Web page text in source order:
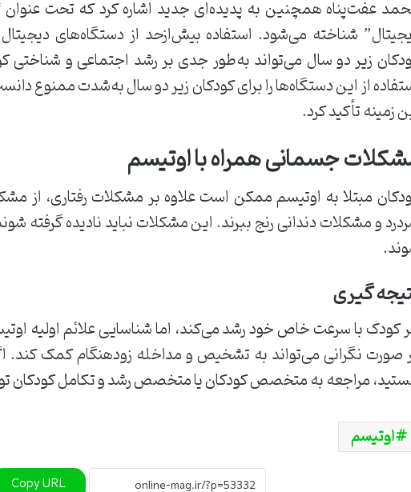
عفت‌پناه همچنین به پدیده‌ای جدید اشاره کرد که تحت عنوان
شناخته می‌شود. استفاده بیش‌ازحد از دستگاه‌های
زیر دو سال می‌تواند به‌طور جدی بر رشد اجتماعی و شناختی
از این دستگاه‌ها را برای کودکان زیر دو سال به‌شدت ممنوع
زمینه تأکید کرد.
جسمانی همراه با اوتیسم
مبتلا به اوتیسم ممکن است علاوه بر مشکلات رفتاری، از
و مشکلات دندانی رنج ببرند. این مشکلات نباید نادیده گرفته
گیری
کودک با سرعت خاص خود رشد می‌کند، اما شناسایی علائم اولیه
صورت نگرانی می‌تواند به تشخیص و مداخله زودهنگام کمک کند.
مراجعه به متخصص کودکان یا متخصص رشد و تکامل کودکان
اوتیسم
Copy URL